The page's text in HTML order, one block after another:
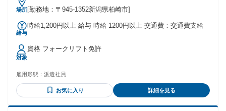
場所[勤務地：〒945-1352新潟県柏崎市]
給与
時給1,200円以上 給与 時給 1200円以上 交通費：交通費支給
対象
資格 フォークリフト免許
雇用形態： 派遣社員
お気に入り 詳細を見る